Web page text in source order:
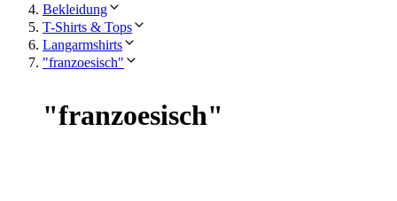
Bekleidung
T-Shirts & Tops
Langarmshirts
"franzoesisch"
"franzoesisch"